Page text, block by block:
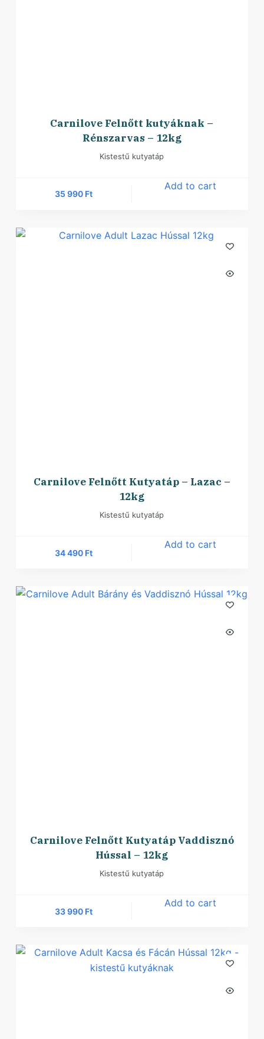
Carnilove Felnőtt kutyáknak –
Rénszarvas – 12kg
Kistestű kutyatáp
35 990 Ft
Add to cart
Carnilove Felnőtt Kutyatáp – Lazac –
12kg
Kistestű kutyatáp
34 490 Ft
Add to cart
Carnilove Felnőtt Kutyatáp Vaddisznó
Hússal – 12kg
Kistestű kutyatáp
33 990 Ft
Add to cart